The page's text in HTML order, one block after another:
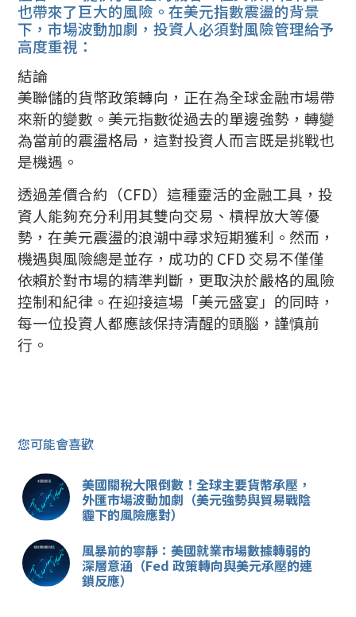
也帶來了巨大的風險。在美元指數震盪的背景
下，市場波動加劇，投資人必須對風險管理給予
高度重視：
結論
美聯儲的貨幣政策轉向，正在為全球金融市場帶
來新的變數。美元指數從過去的單邊強勢，轉變
為當前的震盪格局，這對投資人而言既是挑戰也
是機遇。
透過差價合約（CFD）這種靈活的金融工具，投
資人能夠充分利用其雙向交易、槓桿放大等優
勢，在美元震盪的浪潮中尋求短期獲利。然而，
機遇與風險總是並存，成功的 CFD 交易不僅僅
依賴於對市場的精準判斷，更取決於嚴格的風險
控制和紀律。在迎接這場「美元盛宴」的同時，
每一位投資人都應該保持清醒的頭腦，謹慎前
行。
您可能會喜歡
美國關稅大限倒數！全球主要貨幣承壓，
外匯市場波動加劇（美元強勢與貿易戰陰
霾下的風險應對）
風暴前的寧靜：美國就業市場數據轉弱的
深層意涵（Fed 政策轉向與美元承壓的連
鎖反應）